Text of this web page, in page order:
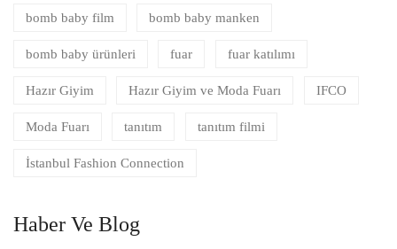
bomb baby film bomb baby manken
bomb baby ürünleri fuar fuar katılımı
Hazır Giyim Hazır Giyim ve Moda Fuarı IFCO
Moda Fuarı tanıtım tanıtım filmi
İstanbul Fashion Connection
Haber Ve Blog